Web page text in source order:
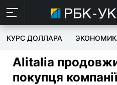
КУРС ДОЛЛАРА
Alitalia
покупця